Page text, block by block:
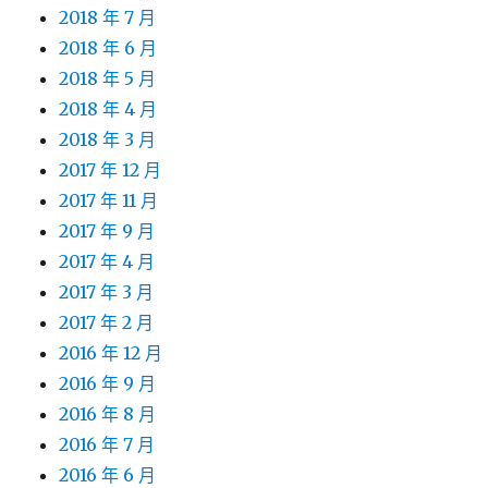
2018 年 7 月
2018 年 6 月
2018 年 5 月
2018 年 4 月
2018 年 3 月
2017 年 12 月
2017 年 11 月
2017 年 9 月
2017 年 4 月
2017 年 3 月
2017 年 2 月
2016 年 12 月
2016 年 9 月
2016 年 8 月
2016 年 7 月
2016 年 6 月